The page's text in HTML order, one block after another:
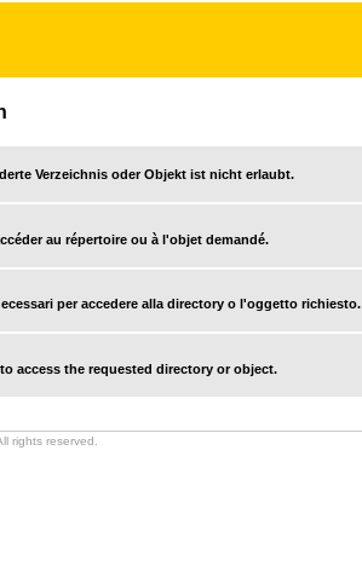
Verzeichnis oder Objekt ist nicht erlaubt.
au répertoire ou à l'objet demandé.
per accedere alla directory o l'oggetto richiesto.
access the requested directory or object.
rights reserved.